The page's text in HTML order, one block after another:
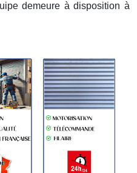
demeure à disposition à